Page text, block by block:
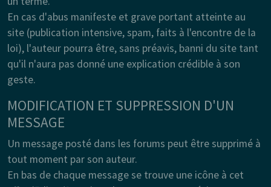
En cas d'abus manifeste et grave portant atteinte au
site (publication intensive, spam, faits à l'encontre de la
loi), l'auteur pourra être, sans préavis, banni du site tant
qu'il n'aura pas donné une explication crédible à son
geste.
MODIFICATION ET SUPPRESSION D'UN
MESSAGE
Un message posté dans les forums peut être supprimé à
tout moment par son auteur.
En bas de chaque message se trouve une icône à cet